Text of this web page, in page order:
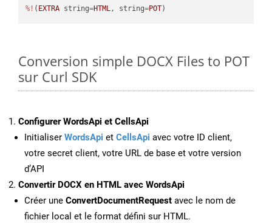
%! ( EXTRA string=HTML, string=POT)
Conversion simple DOCX Files to POT
sur Curl SDK
Configurer WordsApi et CellsApi
Initialiser WordsApi et CellsApi avec votre ID client,
votre secret client, votre URL de base et votre version
d’API
Convertir DOCX en HTML avec WordsApi
Créer une ConvertDocumentRequest avec le nom de
fichier local et le format défini sur HTML.